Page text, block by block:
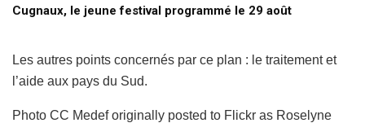
Cugnaux, le jeune festival programmé le 29 août
Les autres points concernés par ce plan : le traitement et
l’aide aux pays du Sud.
Photo CC Medef originally posted to Flickr as Roselyne